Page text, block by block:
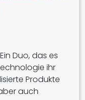
Duo, das es
ihr
Produkte
auch